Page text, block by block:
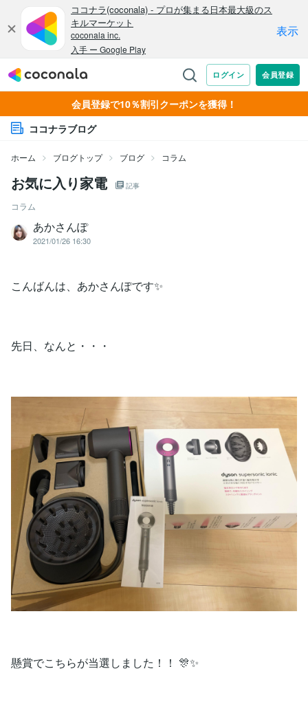
会員登録で10％割引クーポンを獲得！
ココナラブログ
ホーム ブログトップ ブログ コラム
お気に入り家電 記事
コラム
あかさんぽ
2021/01/26 16:30
こんばんは、あかさんぽです✨
先日、なんと・・・
懸賞でこちらが当選しました！！ 🎊✨